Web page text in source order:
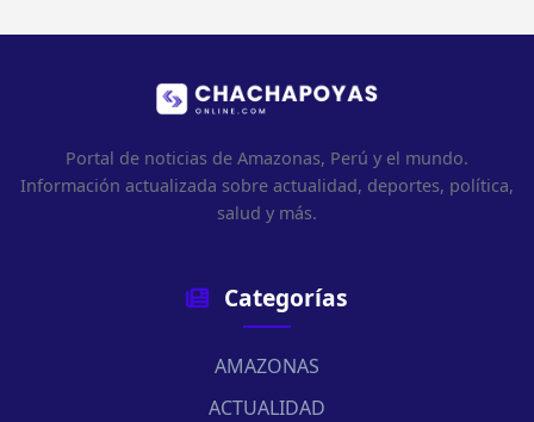
Portal de noticias de Amazonas, Perú y el mundo.
Información actualizada sobre actualidad, deportes, política,
salud y más.
Categorías
AMAZONAS
ACTUALIDAD